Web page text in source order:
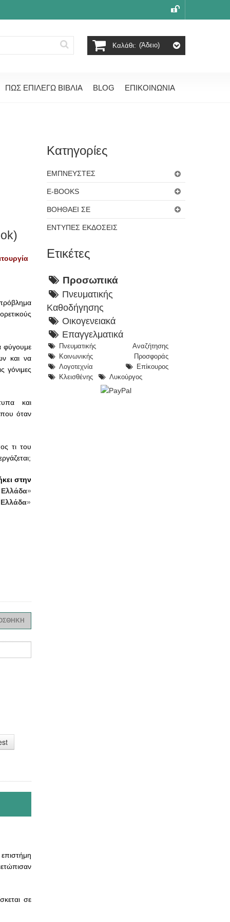
ΠΩΣ ΕΠΙΛΕΓΩ ΒΙΒΛΙΑ BLOG ΕΠΙΚΟΙΝΩΝΙΑ
Καλάθι: (άδειο)
φύγουμε
και να
γόνιμες
και
που όταν
τι του
στην
»
»
σε
Κατηγορίες
ΕΜΠΝΕΥΣΤΕΣ
E-BOOKS
ΒΟΗΘΑΕΙ ΣΕ
ΕΝΤΥΠΕΣ ΕΚΔΟΣΕΙΣ
Ετικέτες
Προσωπικά
Πνευματικής
Καθοδήγησης
Οικογενειακά
Επαγγελματικά
Πνευματικής Αναζήτησης
Κοινωνικής Προσφοράς
Λογοτεχνία
Επίκουρος
Κλεισθένης
Λυκούργος